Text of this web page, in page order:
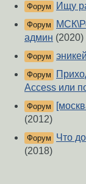
Форум Ищу
Форум
админ (2020)
Форум
Форум
Access или
Форум
(2012)
Форум
Что
(2018)